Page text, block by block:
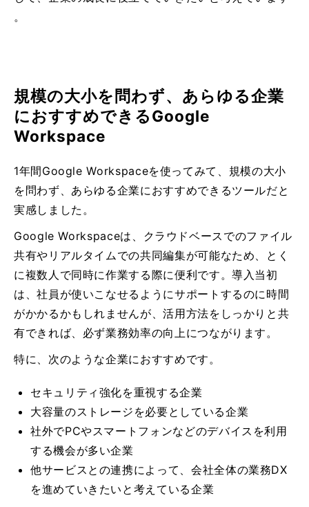
。
規模の大小を問わず、あらゆる企業
におすすめできるGoogle
Workspace
1年間Google Workspaceを使ってみて、規模の大小
を問わず、あらゆる企業におすすめできるツールだと
実感しました。
Google Workspaceは、クラウドベースでのファイル
共有やリアルタイムでの共同編集が可能なため、とく
に複数人で同時に作業する際に便利です。導入当初
は、社員が使いこなせるようにサポートするのに時間
がかかるかもしれませんが、活用方法をしっかりと共
有できれば、必ず業務効率の向上につながります。
特に、次のような企業におすすめです。
セキュリティ強化を重視する企業
大容量のストレージを必要としている企業
社外でPCやスマートフォンなどのデバイスを利用
する機会が多い企業
他サービスとの連携によって、会社全体の業務DX
を進めていきたいと考えている企業